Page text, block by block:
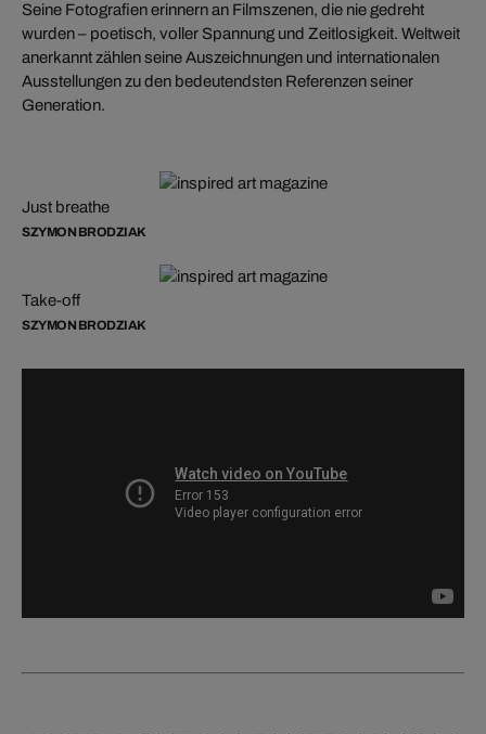
Seine Fotografien erinnern an Filmszenen, die nie gedreht
wurden – poetisch, voller Spannung und Zeitlosigkeit. Weltweit
anerkannt zählen seine Auszeichnungen und internationalen
Ausstellungen zu den bedeutendsten Referenzen seiner
Generation.
Just breathe
SZYMON BRODZIAK
Take-off
SZYMON BRODZIAK